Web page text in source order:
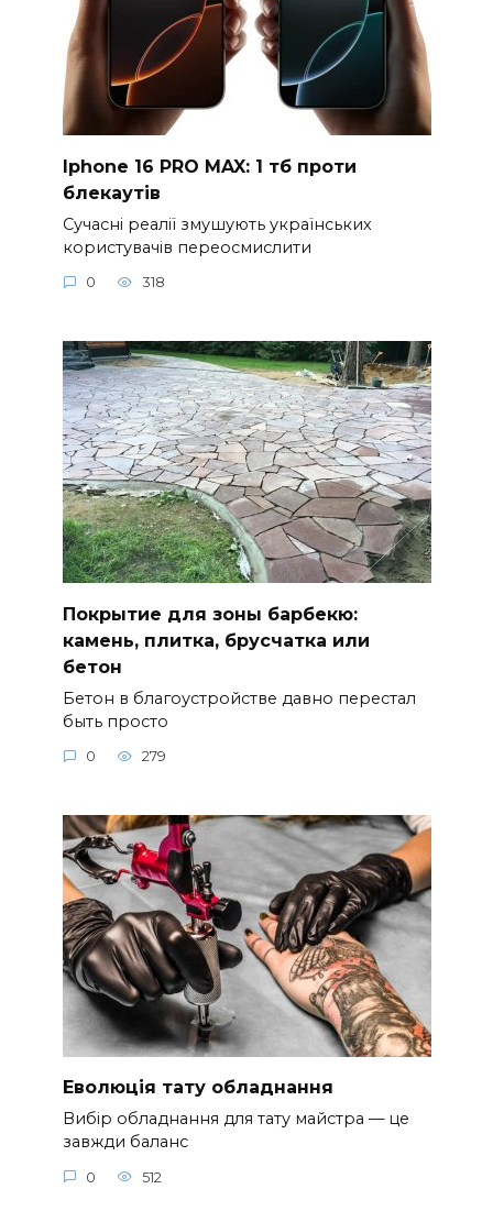
Iphone 16 PRO MAX: 1 тб проти
блекаутів
Сучасні реалії змушують українських
користувачів переосмислити
0 318
Покрытие для зоны барбекю:
камень, плитка, брусчатка или
бетон
Бетон в благоустройстве давно перестал
быть просто
0 279
Еволюція тату обладнання
Вибір обладнання для тату майстра — це
завжди баланс
0 512